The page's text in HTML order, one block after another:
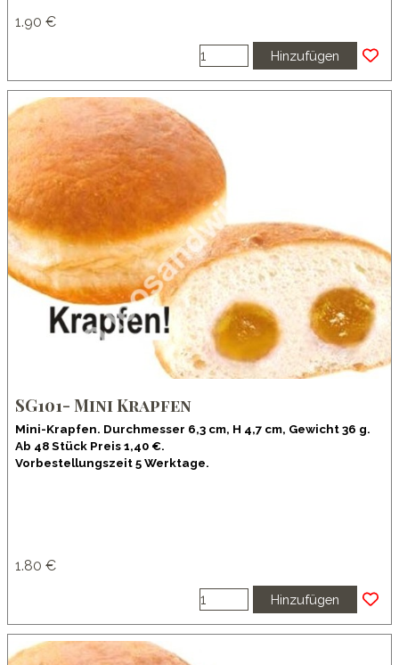
1.90 €
Hinzufügen
SG101- Mini Krapfen
Mini-Krapfen. Durchmesser 6,3 cm, H 4,7 cm, Gewicht 36 g.
Ab 48 Stück Preis 1,40 €.
Vorbestellungszeit 5 Werktage.
1.80 €
Hinzufügen